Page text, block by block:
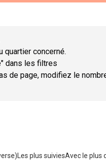
quartier concerné.
dans les filtres
de page, modifiez le
Les plus suiviesAvec le plus